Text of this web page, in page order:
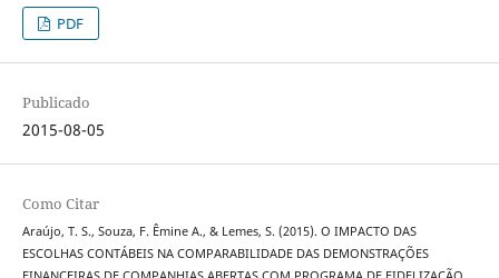
PDF
Publicado
2015-08-05
Como Citar
Araújo, T. S., Souza, F. Êmine A., & Lemes, S. (2015). O IMPACTO DAS
ESCOLHAS CONTÁBEIS NA COMPARABILIDADE DAS DEMONSTRAÇÕES